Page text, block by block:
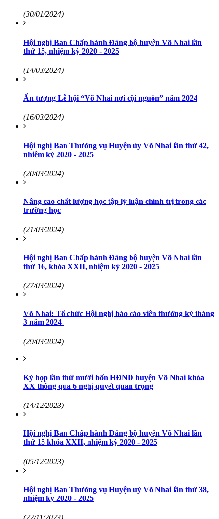
(30/01/2024)
Hội nghị Ban Chấp hành Đảng bộ huyện Võ Nhai lần
thứ 15, nhiệm kỳ 2020 - 2025
(14/03/2024)
Ấn tượng Lễ hội “Võ Nhai nơi cội nguồn” năm 2024
(16/03/2024)
Hội nghị Ban Thường vụ Huyện ủy Võ Nhai lần thứ 42,
nhiệm kỳ 2020 - 2025
(20/03/2024)
Nâng cao chất lượng học tập lý luận chính trị trong các
trường học
(21/03/2024)
Hội nghị Ban Chấp hành Đảng bộ huyện Võ Nhai lần
thứ 16, khóa XXII, nhiệm kỳ 2020 - 2025
(27/03/2024)
Võ Nhai: Tổ chức Hội nghị báo cáo viên thường kỳ tháng
3 năm 2024
(29/03/2024)
Kỳ họp lần thứ mười bốn HĐND huyện Võ Nhai khóa
XX thông qua 6 nghị quyết quan trọng
(14/12/2023)
Hội nghị Ban Chấp hành Đảng bộ huyện Võ Nhai lần
thứ 15 khóa XXII, nhiệm kỳ 2020 - 2025
(05/12/2023)
Hội nghị Ban Thường vụ Huyện uỷ Võ Nhai lần thứ 38,
nhiệm kỳ 2020 - 2025